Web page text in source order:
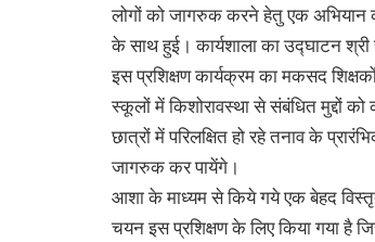
लोगों को जागरुक करने हेतु एक
के साथ हुई। कार्यशाला का उद्घाटन श्री
इस प्रशिक्षण कार्यक्रम का मकसद
स्कूलों में किशोरावस्था से संबंधित मुद्दों
छात्रों में परिलक्षित हो रहे तनाव के
जागरुक कर पायेंगे।
आशा के माध्यम से किये गये एक बेहद
चयन इस प्रशिक्षण के लिए किया गया